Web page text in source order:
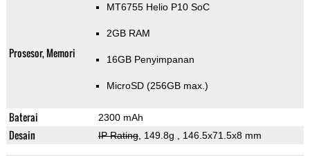
Prosesor, Memori
MT6755 Helio P10 SoC
2GB RAM
16GB Penyimpanan
MicroSD (256GB max.)
Baterai 2300 mAh
Desain IP Rating, 149.8g , 146.5x71.5x8 mm